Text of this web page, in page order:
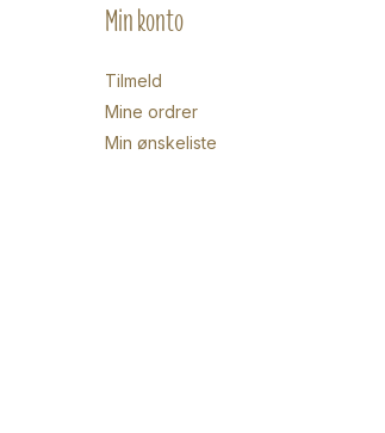
Min konto
Tilmeld
Mine ordrer
Min ønskeliste